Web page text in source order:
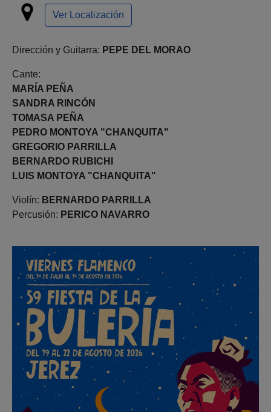
Ver Localización
Dirección y Guitarra: PEPE DEL MORAO
Cante:
MARÍA PEÑA
SANDRA RINCÓN
TOMASA PEÑA
PEDRO MONTOYA "CHANQUITA"
GREGORIO PARRILLA
BERNARDO RUBICHI
LUIS MONTOYA "CHANQUITA"
Violín: BERNARDO PARRILLA
Percusión: PERICO NAVARRO